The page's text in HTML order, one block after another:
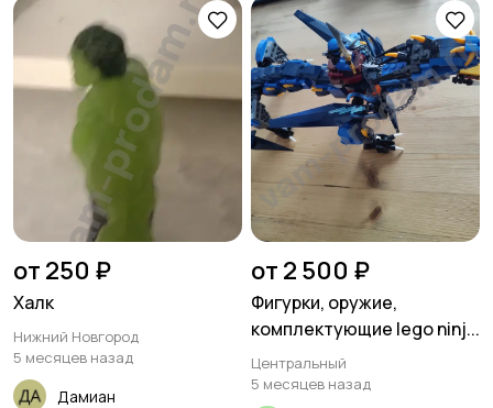
от 250 ₽
Халк
Нижний Новгород
5 месяцев назад
Дамиан
от 2 500 ₽
Фигурки, оружие,
комплектующие lego ninj...
Центральный
5 месяцев назад